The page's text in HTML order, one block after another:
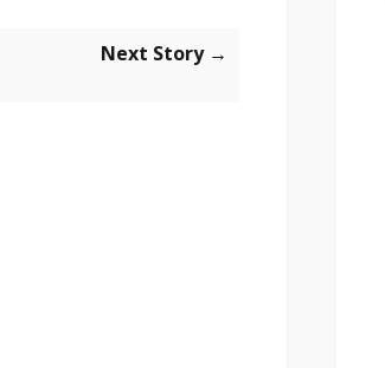
Next Story →